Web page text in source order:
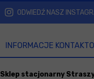
ODWIEDŹ NASZ
INFORMACJE
Sklep stacjonarny